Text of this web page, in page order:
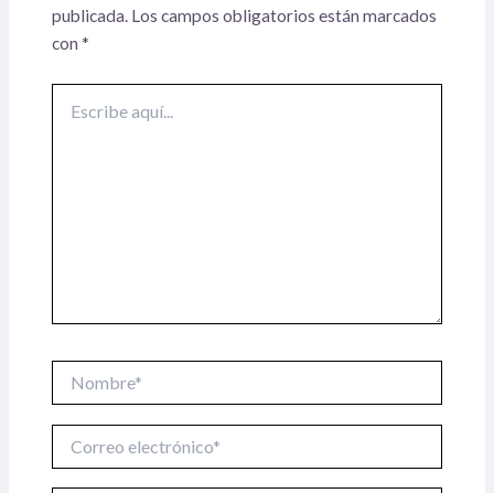
publicada. Los campos obligatorios están marcados
con *
aquí...
electrónico*